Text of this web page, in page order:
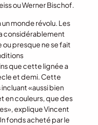
ou Werner Bischof.
un monde révolu. Les
considérablement
ou presque ne se fait
que cette lignée a
et demi. Cette
«aussi bien
en couleurs, que des
explique Vincent
fonds acheté par le